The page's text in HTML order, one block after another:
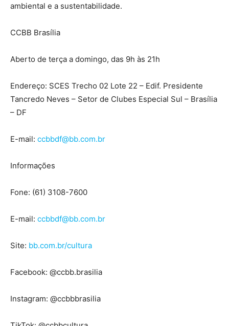
ambiental e a sustentabilidade.
CCBB Brasília
Aberto de terça a domingo, das 9h às 21h
Endereço: SCES Trecho 02 Lote 22 – Edif. Presidente
Tancredo Neves – Setor de Clubes Especial Sul – Brasília
– DF
E-mail: ccbbdf@bb.com.br
Informações
Fone: (61) 3108-7600
E-mail: ccbbdf@bb.com.br
Site: bb.com.br/cultura
Facebook: @ccbb.brasilia
Instagram: @ccbbbrasilia